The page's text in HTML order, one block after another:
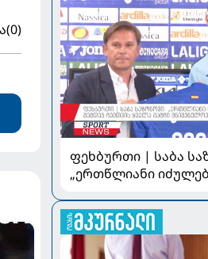
(0)
ფეხბურთი | საბა
„ერთწლიანი
მნიშვნელოვანია“